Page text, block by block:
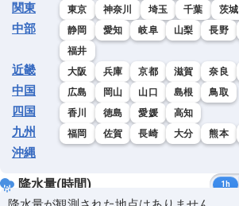
関東 東京 神奈川 埼玉 千葉 茨城
中部 静岡 愛知 岐阜 山梨 長野
福井
近畿 大阪 兵庫 京都 滋賀 奈良
中国 広島 岡山 山口 島根 鳥取
四国 香川 徳島 愛媛 高知
九州 福岡 佐賀 長崎 大分 熊本
沖縄
降水量(時間) 1h